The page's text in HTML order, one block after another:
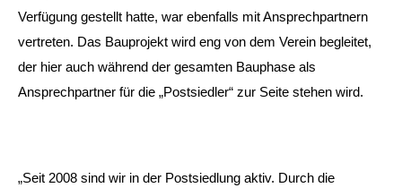
Verfügung gestellt hatte, war ebenfalls mit Ansprechpartnern
vertreten. Das Bauprojekt wird eng von dem Verein begleitet,
der hier auch während der gesamten Bauphase als
Ansprechpartner für die „Postsiedler“ zur Seite stehen wird.
„Seit 2008 sind wir in der Postsiedlung aktiv. Durch die